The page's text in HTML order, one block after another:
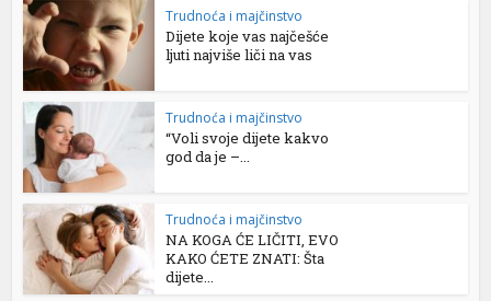
Trudnoća i majčinstvo
Dijete koje vas najčešće
ljuti najviše liči na vas
Trudnoća i majčinstvo
“Voli svoje dijete kakvo
god da je –...
Trudnoća i majčinstvo
NA KOGA ĆE LIČITI, EVO
KAKO ĆETE ZNATI: Šta
dijete...